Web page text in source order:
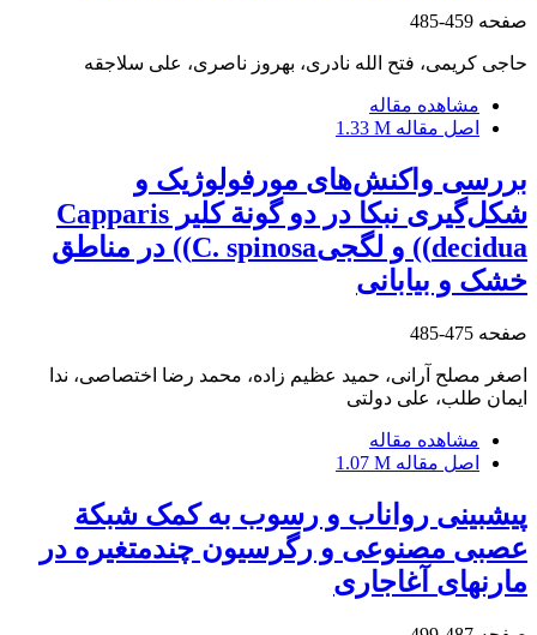
صفحه 459-485
حاجی کریمی، فتح الله نادری، بهروز ناصری، علی سلاجقه
مشاهده مقاله
اصل مقاله 1.33 M
بررسی واکنش‌های مورفولوژیک و
شکل‌گیری نبکا در دو گونة کلیر Capparis
decidua)) و لگجیC. spinosa)) در مناطق
خشک و بیابانی
صفحه 475-485
اصغر مصلح آرانی، حمید عظیم زاده، محمد رضا اختصاصی، ندا
ایمان طلب، علی دولتی
مشاهده مقاله
اصل مقاله 1.07 M
پیش‏بینی رواناب و رسوب به کمک شبکة
عصبی مصنوعی و رگرسیون چندمتغیره در
مارن‏های آغاجاری